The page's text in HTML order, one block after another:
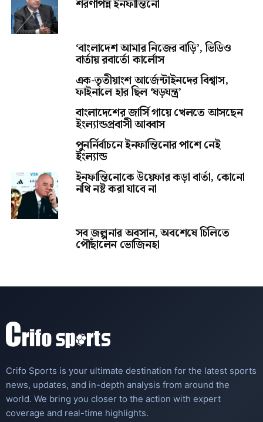
শরণাপন্ন ইনফান্তিনো
‘বাংলাদেশ আমার নিজের বাড়ি’, ভিডিও
বার্তায় রবার্তো কার্লোস
এক-তৃতীয়াংশ আর্জেন্টাইনদের বিশ্বাস,
ফাইনালে হার ছিল ‘ষড়যন্ত্র’
বাংলাদেশের জার্সি গায়ে খেলতে আসছেন
ইংল্যান্ডপ্রবাসী আব্বাস
পুনর্নির্বাচনে ইনফান্তিনোর পাশে নেই
ইংল্যান্ড
ইনফান্তিনোকে উয়েফার কড়া বার্তা, কোনো
নথি নষ্ট করা যাবে না
সব জল্পনার অবসান, অবশেষে চিলিতে
পৌঁছালেন ভোজিনহা
Crifo Sports is your ultimate destination for the latest sports
news, updates, and in-depth analysis from around the
world. We bring you closer to the action with expert
coverage and real-time highlights.